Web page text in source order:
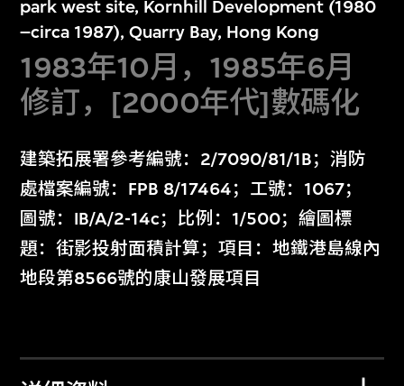
park west site, Kornhill Development (1980
–circa 1987), Quarry Bay, Hong Kong
1983年10月，1985年6月
修訂，[2000年代]數碼化
建築拓展署參考編號：2/7090/81/1B；消防
處檔案編號：FPB 8/17464；工號：1067；
圖號：IB/A/2-14c；比例：1/500；繪圖標
題：街影投射面積計算；項目：地鐵港島線內
地段第8566號的康山發展項目